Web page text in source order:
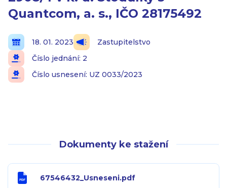
Quantcom, a. s., IČO 28175492
18. 01. 2023
Zastupitelstvo
Číslo jednání: 2
Číslo usnesení: UZ 0033/2023
Dokumenty ke stažení
67546432_Usneseni.pdf